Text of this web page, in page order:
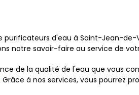
purificateurs d'eau à Saint-Jean-
notre savoir-faire au service de
de la qualité de l'eau que vous
Grâce à nos services, vous pourrez